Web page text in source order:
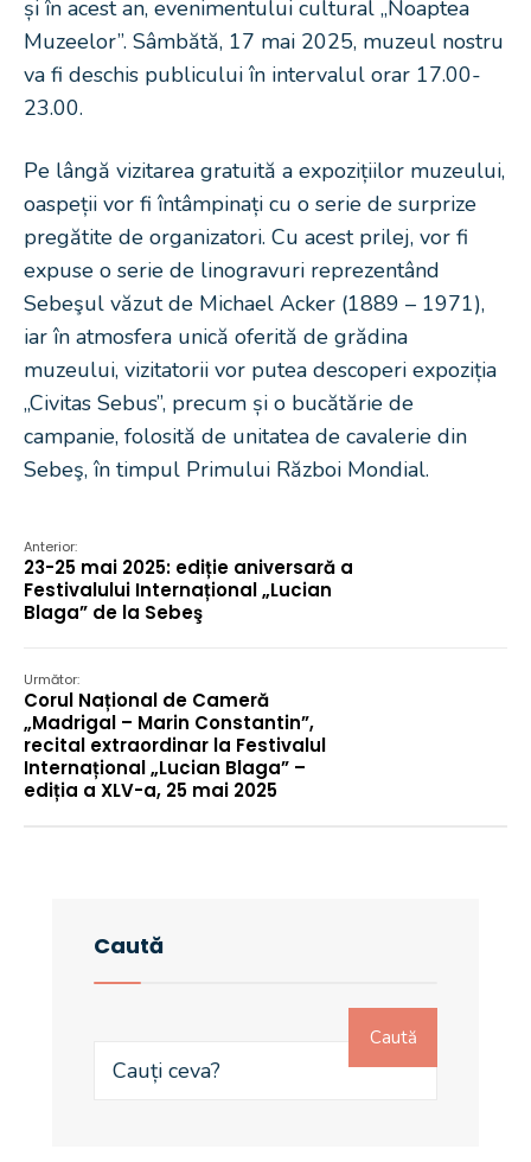
și în acest an, evenimentului cultural „Noaptea
Muzeelor”. Sâmbătă, 17 mai 2025, muzeul nostru
va fi deschis publicului în intervalul orar 17.00-
23.00.
Pe lângă vizitarea gratuită a expozițiilor muzeului,
oaspeții vor fi întâmpinați cu o serie de surprize
pregătite de organizatori. Cu acest prilej, vor fi
expuse o serie de linogravuri reprezentând
Sebeşul văzut de Michael Acker (1889 – 1971),
iar în atmosfera unică oferită de grădina
muzeului, vizitatorii vor putea descoperi expoziția
„Civitas Sebus”, precum și o bucătărie de
campanie, folosită de unitatea de cavalerie din
Sebeş, în timpul Primului Război Mondial.
Anterior:
23-25 mai 2025: ediție aniversară a
Festivalului Internațional „Lucian
Blaga” de la Sebeş
Următor:
Corul Național de Cameră
„Madrigal – Marin Constantin”,
recital extraordinar la Festivalul
Internațional „Lucian Blaga” –
ediția a XLV-a, 25 mai 2025
Caută
Caută